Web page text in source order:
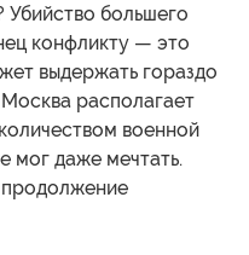
Убийство большего
конфликту — это
выдержать гораздо
располагает
военной
мог даже мечтать.